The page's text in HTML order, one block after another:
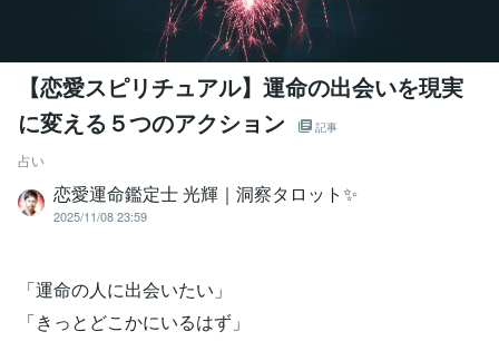
【恋愛スピリチュアル】運命の出会いを現実
に変える５つのアクション
記事
占い
恋愛運命鑑定士 光輝｜洞察タロット✨️
2025/11/08 23:59
「運命の人に出会いたい」
「きっとどこかにいるはず」